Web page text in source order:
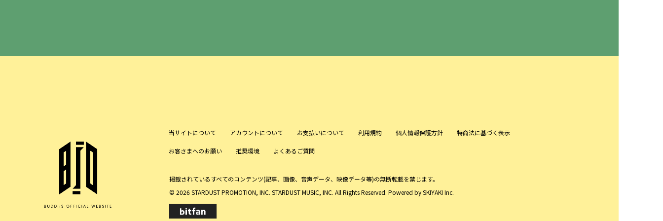
当サイトについて アカウントについて お支払いについて 利用規約 個人情報保護方針 特商法に基づく表示
お客さまへのお願い 推奨環境 よくあるご質問
掲載されているすべてのコンテンツ(記事、画像、音声データ、映像データ等)の無断転載を禁じます。
© 2026 STARDUST PROMOTION, INC. STARDUST MUSIC, INC. All Rights Reserved. Powered bySKIYAKI Inc.